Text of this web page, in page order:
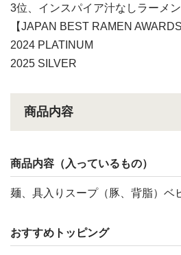
3位、インスパイア汁なしラーメ
【JAPAN BEST RAMEN AWARDS
2024 PLATINUM
2025 SILVER
商品内容
商品内容（入っているもの）
麺、具入りスープ（豚、背脂）ベ
おすすめトッピング